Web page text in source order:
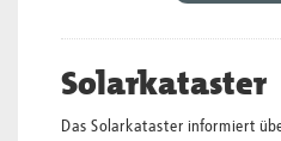
Solarkataster
Das Solarkataster informiert